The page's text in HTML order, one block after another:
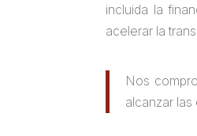
incluida la
acelerar la
Nos
alcanzar